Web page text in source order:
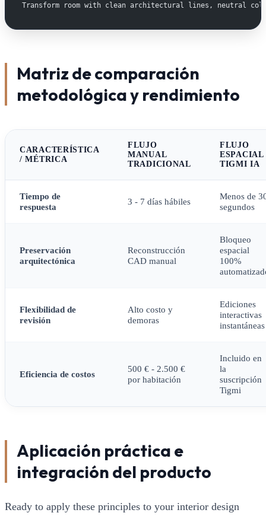
Transform room with clean architectural lines, neutral
Matriz de comparación
metodológica y rendimiento
CARACTERÍSTICA
/ MÉTRICA
FLUJO
MANUAL
TRADICIONAL
FLUJO
ESPACIAL
TIGMI IA
Tiempo de
respuesta
3 - 7 días hábiles
Menos de
segundos
Preservación
arquitectónica
Reconstrucción
CAD manual
Bloqueo
espacial
100%
Flexibilidad de
revisión
Alto costo y
demoras
Ediciones
interactivas
instantáneas
Eficiencia de costos
500 € - 2.500 €
por habitación
Incluido en
la
suscripción
Tigmi
Aplicación práctica e
integración del producto
Ready to apply these principles to your interior design